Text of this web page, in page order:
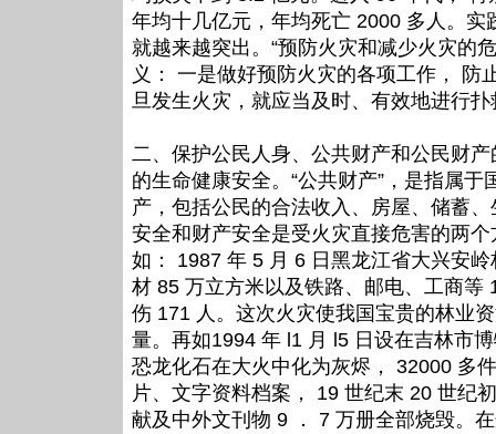
年均十几亿元，年均死亡 2000 多人。
就越来越突出。“预防火灾和减少火灾的
义： 一是做好预防火灾的各项工作， 防
旦发生火灾，就应当及时、有效地进行
二、保护公民人身、公共财产和公民财
的生命健康安全。“公共财产”，是指属
产，包括公民的合法收入、房屋、储蓄
安全和财产安全是受火灾直接危害的两
如： 1987 年 5 月 6 日黑龙江省大兴安
材 85 万立方米以及铁路、邮电、工商等
伤 171 人。这次火灾使我国宝贵的林业
量。再如1994 年 l1 月 l5 日设在吉林市
恐龙化石在大火中化为灰烬， 32000 多
片、文字资料档案， 19 世纪末 20 世纪
献及中外文刊物 9 ． 7 万册全部烧毁。